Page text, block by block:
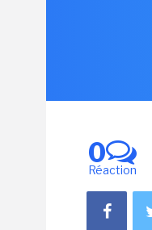
0
Réaction